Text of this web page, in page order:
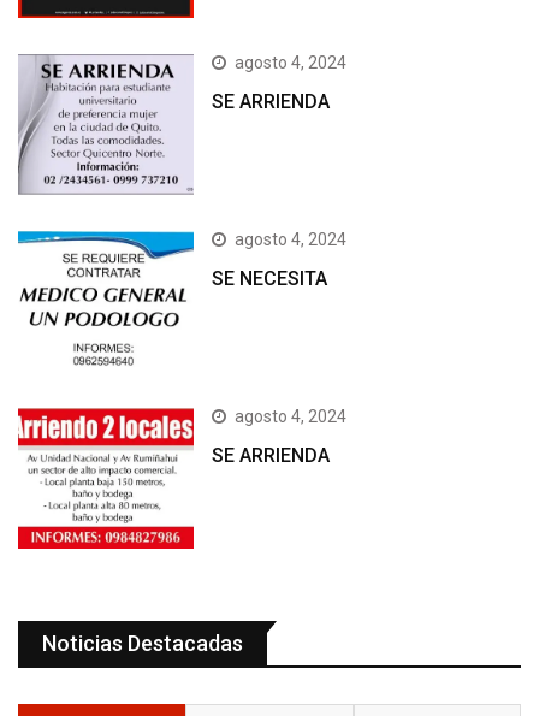
agosto 4, 2024
SE ARRIENDA
agosto 4, 2024
SE NECESITA
agosto 4, 2024
SE ARRIENDA
Noticias Destacadas